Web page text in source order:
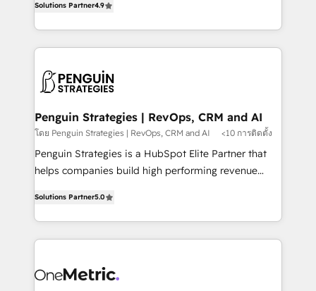
development, and project management. We have
100% US-based, FTE team members. We offer
migrations from other platforms, systems
integration, extensibility, custom development, and
entreprises qui auront réussi leur transformation. Le
problème ? 58% des dirigeants savent que l'IA est
vitale pour leur survie. Mais 57% n'ont aucune
données. C'est le paradoxe français : conscience
Augmentée. Ce n'est pas une entreprise qui utilise
l'IA. C'est une organisation qui a réussi la symbiose
entre l'expertise humaine et l'intelligence artificielle.
Pas pour remplacer l'humain, mais pour l'augmenter.
transformation. D'abord les fondations : des
données unifiées, des processus alignés. Ensuite
vraie performance vient de l'intérieur. Act Inside.
Stand Out.
Solutions Partner4.9
Penguin Strategies | RevOps, CRM and AI
โดย Penguin Strategies | RevOps, CRM and AI <10 การติดตั้ง
Penguin Strategies is a HubSpot Elite Partner that
helps companies build high performing revenue
system environments and global SaaS or
manufacturing teams. Trusted by leading enterprises
and fast growing scale ups including Sony, Rapyd,
Design Automation and Uptive. 📊 RevOps & data
Solutions Partner5.0